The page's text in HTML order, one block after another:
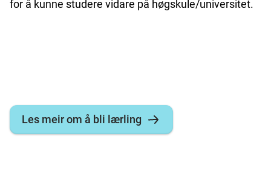
for å kunne studere vidare på høgskule/universitet.
Les meir om å bli lærling